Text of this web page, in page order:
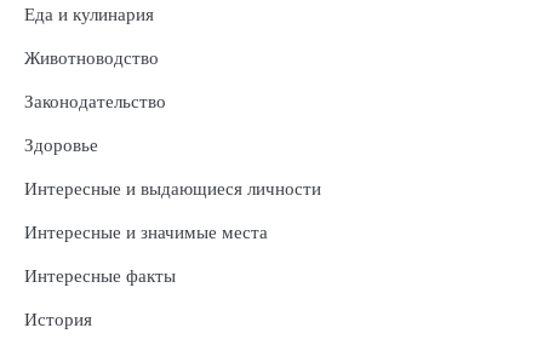
Еда и кулинария
Животноводство
Законодательство
Здоровье
Интересные и выдающиеся личности
Интересные и значимые места
Интересные факты
История